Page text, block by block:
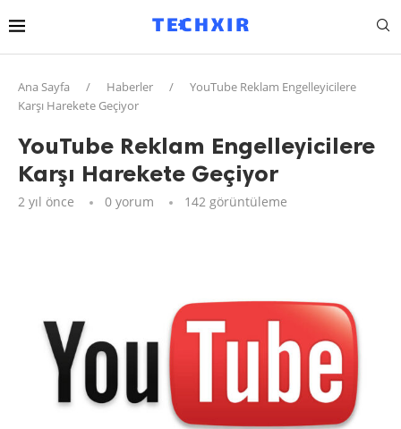
Ana Sayfa / Haberler /
YouTube Reklam Engelleyicilere
Karşı Harekete Geçiyor
YouTube Reklam Engelleyicilere
Karşı Harekete Geçiyor
2 yıl önce 0 yorum 142 görüntüleme